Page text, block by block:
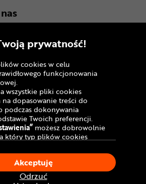
- 2026
i zasady korzystania z
cookies
prywatność!
cookies w celu
funkcjonowania
wszystkie pliki cookies
dopasowanie treści do
podczas dokonywania
Twoich preferencji.
możesz dobrowolnie
który typ plików cookies
, wyrażasz zgodę na
zgodnie z ustawieniami
możesz dokonać
Odrzuć
Akceptuję